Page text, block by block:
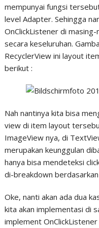
mempunyai fungsi
level Adapter. Sehingga
OnClickListener di
secara keseluruhan.
RecyclerView ini layout
berikut :
Nah nantinya kita bisa
view di item layout
ImageView nya, di
merupakan keunggulan
hanya bisa mendeteksi
di-breakdown
Oke, nanti akan ada dua
kita akan implementasi di
implement